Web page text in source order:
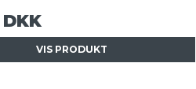
VIS PRODUKT